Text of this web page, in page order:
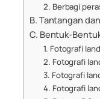
2. Berbagi
B. Tantangan
C. Bentuk-
1. Fotografi
2. Fotografi
3. Fotografi
4. Fotografi